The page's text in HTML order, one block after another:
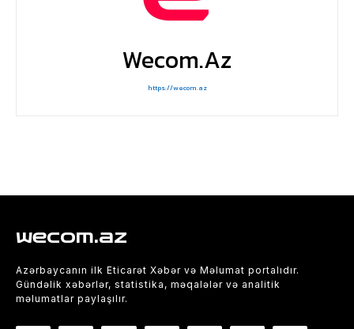
Wecom.az
https://wecom.az
wecom.az
Azərbaycanın ilk Eticarət Xəbər və Məlumat portalıdır.
Gündəlik xəbərlər, statistika, məqalələr və analitik
məlumatlar paylaşılır.